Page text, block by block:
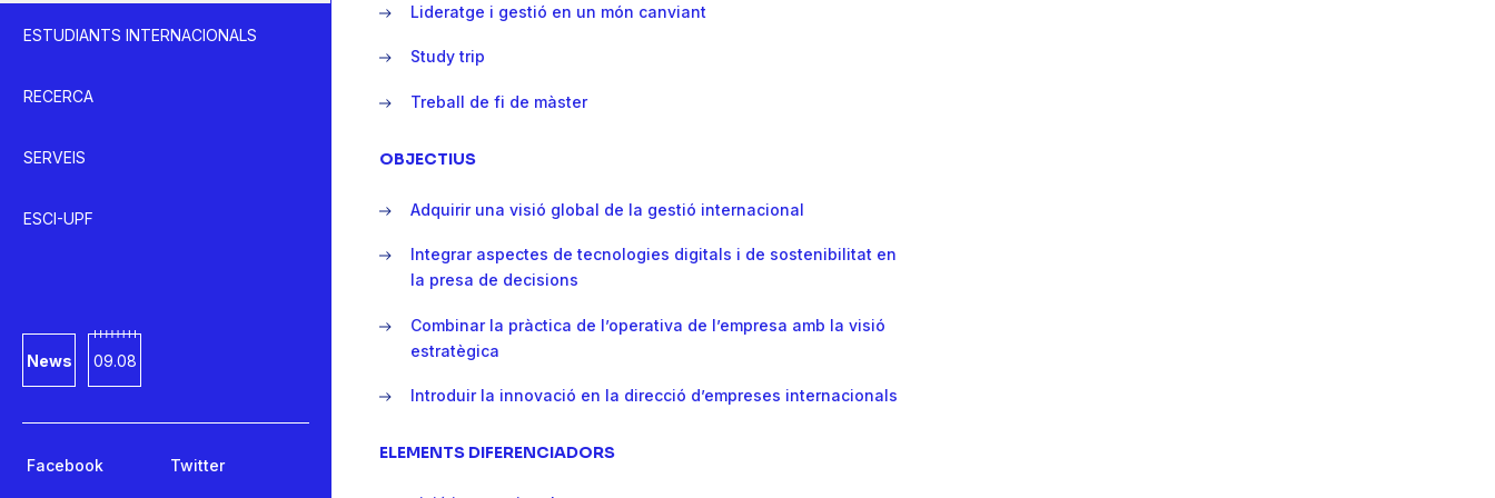
ESTUDIANTS INTERNACIONALS
RECERCA
SERVEIS
ESCI-UPF
News 09.08
Facebook Twitter
Lideratge i gestió en un món canviant
Study trip
Treball de fi de màster
OBJECTIUS
Adquirir una visió global de la gestió internacional
Integrar aspectes de tecnologies digitals i de sostenibilitat en
la presa de decisions
Combinar la pràctica de l’operativa de l’empresa amb la visió
estratègica
Introduir la innovació en la direcció d’empreses internacionals
ELEMENTS DIFERENCIADORS